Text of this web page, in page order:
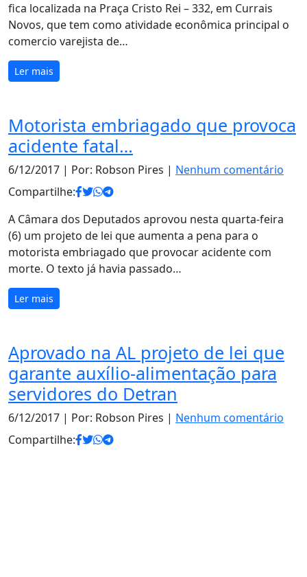
fica localizada na Praça Cristo Rei – 332, em Currais
Novos, que tem como atividade econômica principal o
comercio varejista de…
Ler mais
Motorista embriagado que provoca
acidente fatal…
6/12/2017 | Por: Robson Pires | Nenhum comentário
Compartilhe:
A Câmara dos Deputados aprovou nesta quarta-feira
(6) um projeto de lei que aumenta a pena para o
motorista embriagado que provocar acidente com
morte. O texto já havia passado…
Ler mais
Aprovado na AL projeto de lei que
garante auxílio-alimentação para
servidores do Detran
6/12/2017 | Por: Robson Pires | Nenhum comentário
Compartilhe: